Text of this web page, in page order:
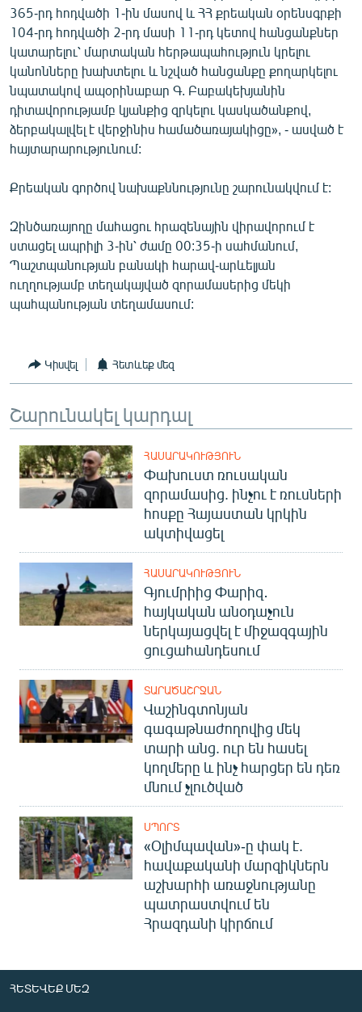
ՀԵՏԵՎԵՔ ՄԵԶ
«Ազատության» բոլոր կայքերը
365-րդ հոդվածի 1-ին մասով և ՀՀ քրեական օրենսգրքի
104-րդ հոդվածի 2-րդ մասի 11-րդ կետով հանցանքներ
կատարելու՝ մարտական հերթապահություն կրելու
կանոնները խախտելու և նշված հանցանքը քողարկելու
նպատակով ապօրինաբար Գ. Բաբակեխյանին
դիտավորությամբ կյանքից զրկելու կասկածանքով,
ձերբակալվել է վերջինիս համածառայակիցը», - ասված է
հայտարարությունում:
Քրեական գործով նախաքննությունը շարունակվում է:
Զինծառայողը մահացու հրազենային վիրավորում է
ստացել ապրիլի 3-ին՝ ժամը 00:35-ի սահմանում,
Պաշտպանության բանակի հարավ-արևելյան
ուղղությամբ տեղակայված զորամասերից մեկի
պահպանության տեղամասում:
Կիսվել Հետևեք մեզ
Շարունակել կարդալ
ՀԱՍԱՐԱԿՈՒԹՅՈՒՆ
Փախուստ ռուսական
զորամասից. ինչու է ռուսների
հոսքը Հայաստան կրկին
ակտիվացել
ՀԱՍԱՐԱԿՈՒԹՅՈՒՆ
Գյումրիից Փարիզ․
հայկական անօդաչուն
ներկայացվել է միջազգային
ցուցահանդեսում
ՏԱՐԱԾԱՇՐՋԱՆ
Վաշինգտոնյան
գագաթնաժողովից մեկ
տարի անց. ուր են հասել
կողմերը և ինչ հարցեր են դեռ
մնում չլուծված
ՍՊՈՐՏ
«Օլիմպավան»-ը փակ է.
հավաքականի մարզիկներն
աշխարհի առաջնությանը
պատրաստվում են
Հրազդանի կիրճում
ՀԵՏԵՎԵՔ ՄԵԶ